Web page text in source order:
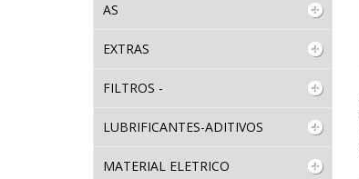
AS
EXTRAS
FILTROS -
LUBRIFICANTES-ADITIVOS
MATERIAL ELETRICO